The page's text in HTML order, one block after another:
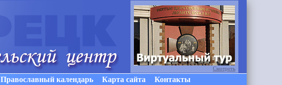
Православный календарь Карта сайта Контакты
Смотреть